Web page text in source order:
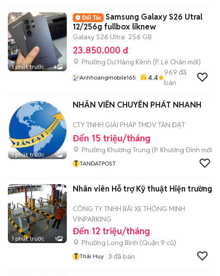
1 phút trước 6
Samsung Galaxy S26 Utral
12/256g fullbox liknew
Galaxy S26 Ultra 256 GB
23.850.000 đ
Phường Dư Hàng Kênh (P. Lê Chân mới)
Anhhoangmobile165 4.4
969 đã
bán
1 phút trước 1
NHÂN VIÊN CHUYỂN PHÁT NHANH
CTY TNHH GIẢI PHÁP TMDV TÂN ĐẠT
Đến 15 triệu/tháng
Phường Khương Trung (P. Khương Đình mới)
T TANDATPOST
1 phút trước 1
Nhân viên Hỗ trợ Kỹ thuật Hiện trường
CÔNG TY TNHH BÃI XE THÔNG MINH
VINPARKING
Đến 12 triệu/tháng
Phường Long Bình (Quận 9 cũ)
T Thái Huy 3 đã bán